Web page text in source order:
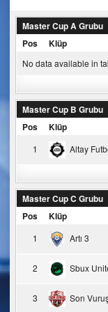
Master Cup A Grubu
Pos
Klüp
No data available in
Master Cup B Grubu
Pos
Klüp
1 Altay
Master Cup C Grubu
Pos
Klüp
1 Artı 3
2 Sbux
3 Son